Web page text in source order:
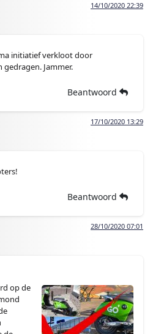
14/10/2020 22:39
initiatief verkloot door
Jammer.
Beantwoord
17/10/2020 13:29
Beantwoord
28/10/2020 07:01
op de